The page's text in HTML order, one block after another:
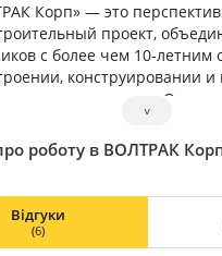
Корп» — это
проект,
с более чем 10-летним
конструировании и
производство полного
металла, до выхода
конструкторское бюро
˅
роботу в ВОЛТРАК
Відгуки
(6)